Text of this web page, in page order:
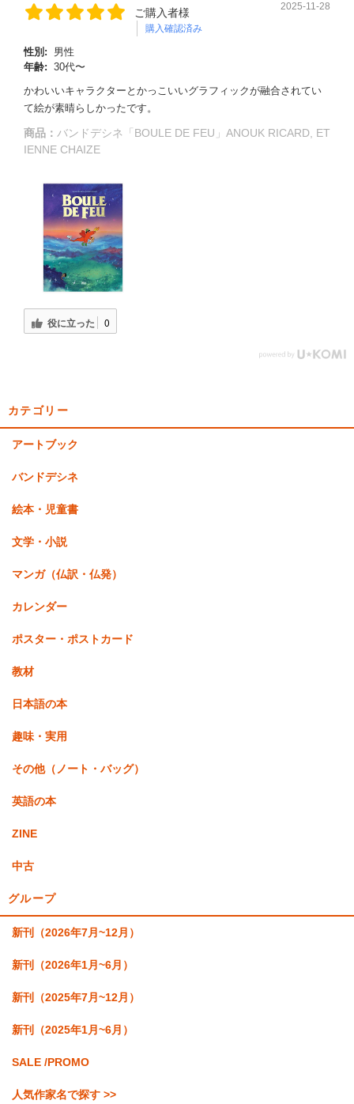
ご購入者様
購入確認済み
2025-11-28
性別:
男性
年齢: 30代〜
かわいいキャラクターとかっこいいグラフィックが融合されてい
て絵が素晴らしかったです。
商品： バンドデシネ「BOULE DE FEU」ANOUK RICARD, ET
IENNE CHAIZE
役に立った 0
カテゴリー
アートブック
バンドデシネ
絵本・児童書
文学・小説
マンガ（仏訳・仏発）
カレンダー
ポスター・ポストカード
教材
日本語の本
趣味・実用
その他（ノート・バッグ）
英語の本
ZINE
中古
グループ
新刊（2026年7月~12月）
新刊（2026年1月~6月）
新刊（2025年7月~12月）
新刊（2025年1月~6月）
SALE /PROMO
人気作家名で探す >>